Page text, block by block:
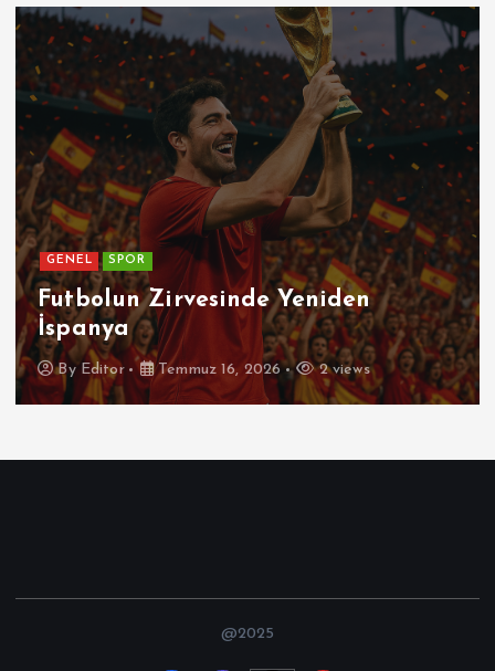
GENEL SPOR
Futbolun Zirvesinde Yeniden
İspanya
By Editor Temmuz 16, 2026 2 views
@2025